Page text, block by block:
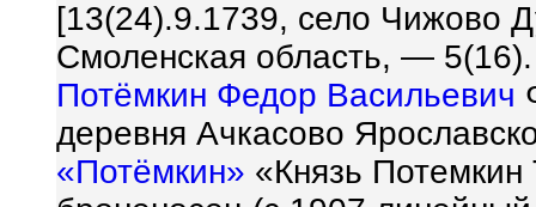
[13(24).9.1739, село Чижово
Смоленская область, — 5(16).
Потёмкин Федор Васильевич
деревня Ачкасово
«Потёмкин» «Князь